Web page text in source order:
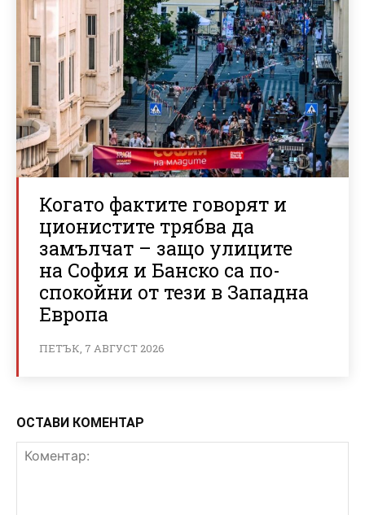
Когато фактите говорят и
ционистите трябва да
замълчат – защо улиците
на София и Банско са по-
спокойни от тези в Западна
Европа
ПЕТЪК, 7 АВГУСТ 2026
ОСТАВИ КОМЕНТАР